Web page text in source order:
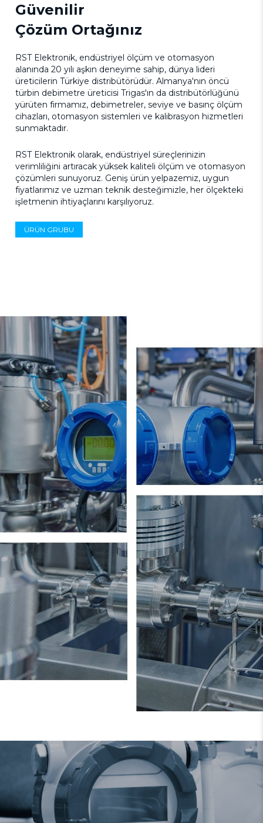
Güvenilir
Çözüm Ortağınız
RST Elektronik, endüstriyel ölçüm ve otomasyon
alanında 20 yılı aşkın deneyime sahip, dünya lideri
üreticilerin Türkiye distribütörüdür. Almanya'nın öncü
türbin debimetre üreticisi Trigas'ın da distribütörlüğünü
yürüten firmamız, debimetreler, seviye ve basınç ölçüm
cihazları, otomasyon sistemleri ve kalibrasyon hizmetleri
sunmaktadır.
RST Elektronik olarak, endüstriyel süreçlerinizin
verimliliğini artıracak yüksek kaliteli ölçüm ve otomasyon
çözümleri sunuyoruz. Geniş ürün yelpazemiz, uygun
fiyatlarımız ve uzman teknik desteğimizle, her ölçekteki
işletmenin ihtiyaçlarını karşılıyoruz.
ÜRÜN GRUBU